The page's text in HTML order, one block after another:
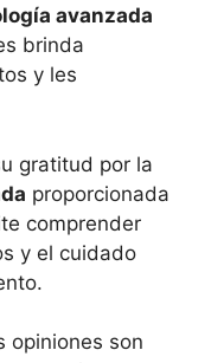
avanzada
brinda
y les
gratitud por la
proporcionada
comprender
y el cuidado
opiniones son